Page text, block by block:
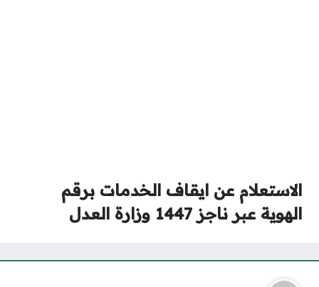
الاستعلام عن ايقاف الخدمات برقم
الهوية عبر ناجز 1447 وزارة العدل